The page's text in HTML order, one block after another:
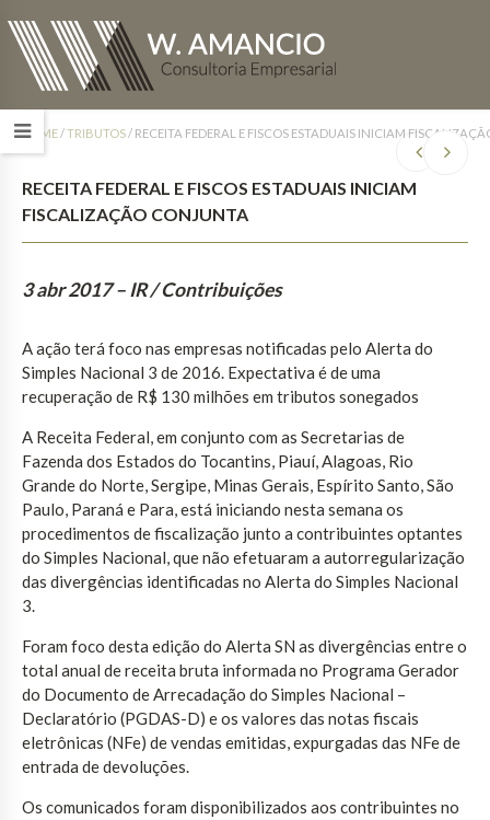
HOME/TRIBUTOS/ RECEITA FEDERAL E FISCOS ESTADUAIS INICIAM
RECEITA FEDERAL E FISCOS ESTADUAIS INICIAM
FISCALIZAÇÃO CONJUNTA
3 abr 2017 – IR / Contribuições
A ação terá foco nas empresas notificadas pelo Alerta do
Simples Nacional 3 de 2016. Expectativa é de uma
recuperação de R$ 130 milhões em tributos sonegados
A Receita Federal, em conjunto com as Secretarias de
Fazenda dos Estados do Tocantins, Piauí, Alagoas, Rio
Grande do Norte, Sergipe, Minas Gerais, Espírito Santo, São
Paulo, Paraná e Para, está iniciando nesta semana os
procedimentos de fiscalização junto a contribuintes optantes
do Simples Nacional, que não efetuaram a autorregularização
das divergências identificadas no Alerta do Simples Nacional
3.
Foram foco desta edição do Alerta SN as divergências entre o
total anual de receita bruta informada no Programa Gerador
do Documento de Arrecadação do Simples Nacional –
Declaratório (PGDAS-D) e os valores das notas fiscais
eletrônicas (NFe) de vendas emitidas, expurgadas das NFe de
entrada de devoluções.
Os comunicados foram disponibilizados aos contribuintes no